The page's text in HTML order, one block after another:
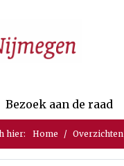
pagina
Bezoek aan de raad
hier: Home Overzichten